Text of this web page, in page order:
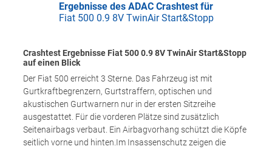
Ergebnisse des ADAC Crashtest für
Fiat 500 0.9 8V TwinAir Start&Stopp
Crashtest Ergebnisse Fiat 500 0.9 8V TwinAir Start&Stopp
auf einen Blick
Der Fiat 500 erreicht 3 Sterne. Das Fahrzeug ist mit
Gurtkraftbegrenzern, Gurtstraffern, optischen und
akustischen Gurtwarnern nur in der ersten Sitzreihe
ausgestattet. Für die vorderen Plätze sind zusätzlich
Seitenairbags verbaut. Ein Airbagvorhang schützt die Köpfe
seitlich vorne und hinten.Im Insassenschutz zeigen die